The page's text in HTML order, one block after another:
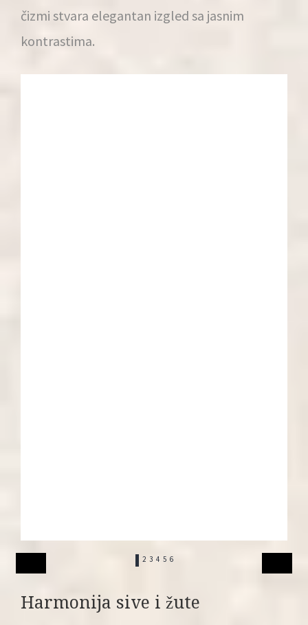
čizmi stvara elegantan izgled sa jasnim
kontrastima.
2 3 4 5 6
Harmonija sive i žute